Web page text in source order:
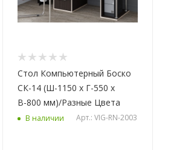
Стол Компьютерный Боско
СК-14 (Ш-1150 х Г-550 х
В-800 мм)/Разные Цвета
В наличии Арт.: VIG-RN-2003